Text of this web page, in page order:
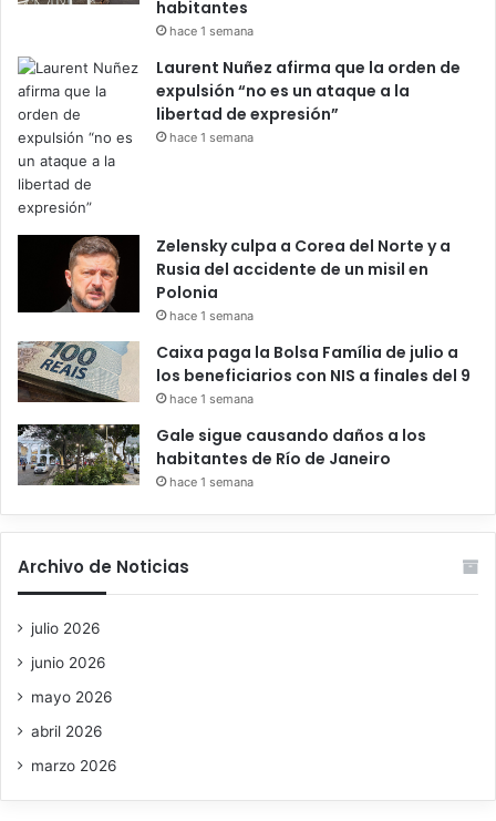
habitantes
hace 1 semana
Laurent Nuñez afirma que la orden de
expulsión “no es un ataque a la
libertad de expresión”
hace 1 semana
Zelensky culpa a Corea del Norte y a
Rusia del accidente de un misil en
Polonia
hace 1 semana
Caixa paga la Bolsa Família de julio a
los beneficiarios con NIS a finales del 9
hace 1 semana
Gale sigue causando daños a los
habitantes de Río de Janeiro
hace 1 semana
Archivo de Noticias
julio 2026
junio 2026
mayo 2026
abril 2026
marzo 2026